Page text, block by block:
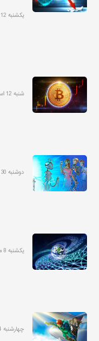
یکشنبه 12 بهمن 1404
شنبه 12 اسفند 1402
دوشنبه 30 مرداد 1402
یکشنبه 8 مرداد 1402
چهارشنبه 4 مرداد 1402